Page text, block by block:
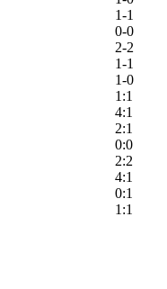
1-1
0-0
2-2
1-1
1-0
1:1
4:1
2:1
0:0
2:2
4:1
0:1
1:1